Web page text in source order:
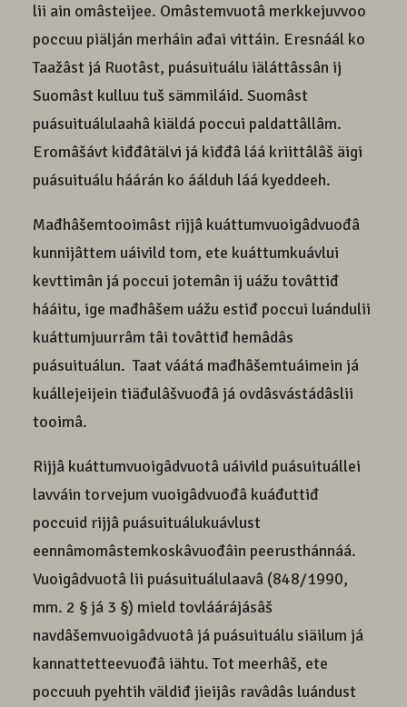
lii ain omâsteijee. Omâstemvuotâ merkkejuvvoo
poccuu piälján merháin ađai vittáin. Eresnáál ko
Taažâst já Ruotâst, puásuituálu iäláttâssân ij
Suomâst kulluu tuš sämmiláid. Suomâst
puásuituálulaahâ kiäldá poccui paldattâllâm.
Eromâšávt kiđđâtälvi já kiđđâ láá kriittâlâš äigi
puásuituálu háárán ko áálduh láá kyeddeeh.
Mađhâšemtooimâst rijjâ kuáttumvuoigâdvuođâ
kunnijâttem uáivild tom, ete kuáttumkuávlui
kevttimân já poccui jotemân ij uážu tovâttiđ
hááitu, ige mađhâšem uážu estiđ poccui luándulii
kuáttumjuurrâm tâi tovâttiđ hemâdâs
puásuituálun. Taat váátá mađhâšemtuáimein já
kuállejeijein tiäđulâšvuođâ já ovdâsvástádâslii
tooimâ.
Rijjâ kuáttumvuoigâdvuotâ uáivild puásuituállei
lavváin torvejum vuoigâdvuođâ kuáđuttiđ
poccuid rijjâ puásuituálukuávlust
eennâmomâstemkoskâvuođâin peerusthánnáá.
Vuoigâdvuotâ lii puásuituálulaavâ (848/1990,
mm. 2 § já 3 §) mield tovláárájásâš
navdâšemvuoigâdvuotâ já puásuituálu siäilum já
kannattetteevuođâ iähtu. Tot meerhâš, ete
poccuuh pyehtih väldiđ jieijâs ravâdâs luándust